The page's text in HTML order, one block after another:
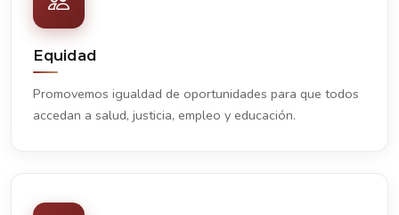
Equidad
Promovemos igualdad de oportunidades para que todos
accedan a salud, justicia, empleo y educación.